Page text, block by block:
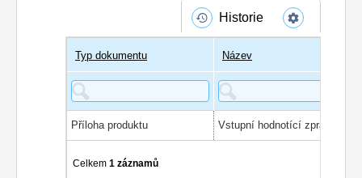
Historie
Typ dokumentu Název
Příloha produktu
Celkem1 záznamů